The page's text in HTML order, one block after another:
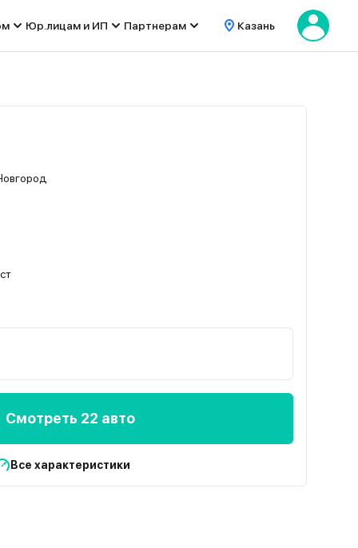
Юр.лицам и ИП Партнерам Казань
Смотреть 22 авто
Все характеристики